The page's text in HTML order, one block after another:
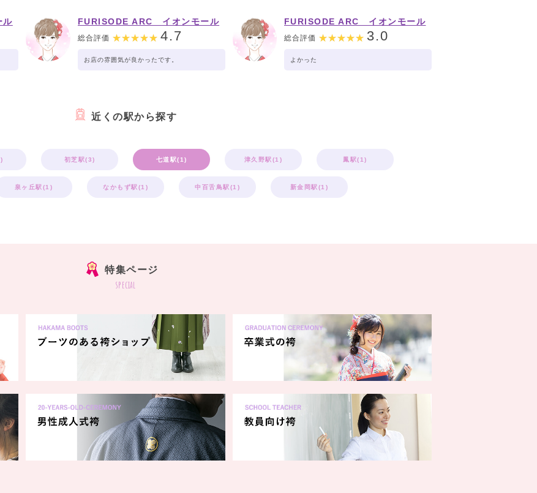
ル
FURISODE ARC イオンモール
堺鉄砲町店
総合評価 4.7
お店の雰囲気が良かったです。
FURISODE ARC イオンモール
堺鉄砲町店
総合評価 3.0
よかった
近くの駅から探す
初芝駅(3) 七道駅(1) 津久野駅(1) 鳳駅(1)
泉ヶ丘駅(1) なかもず駅(1) 中百舌鳥駅(1) 新金岡駅(1)
特集ページ
special